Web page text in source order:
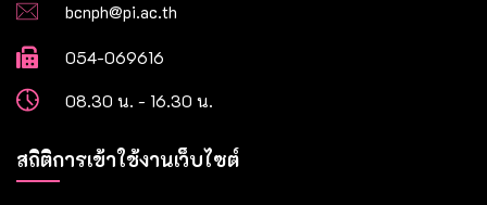
bcnph@pi.ac.th
054-069616
08.30 น. - 16.30 น.
สถิติการเข้าใช้งานเว็บไซต์